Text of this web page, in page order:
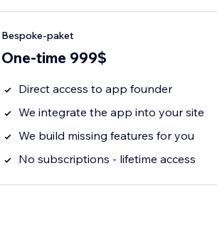
Bespoke-paket
One-time 999$
Direct access to app founder
We integrate the app into your site
We build missing features for you
No subscriptions - lifetime access